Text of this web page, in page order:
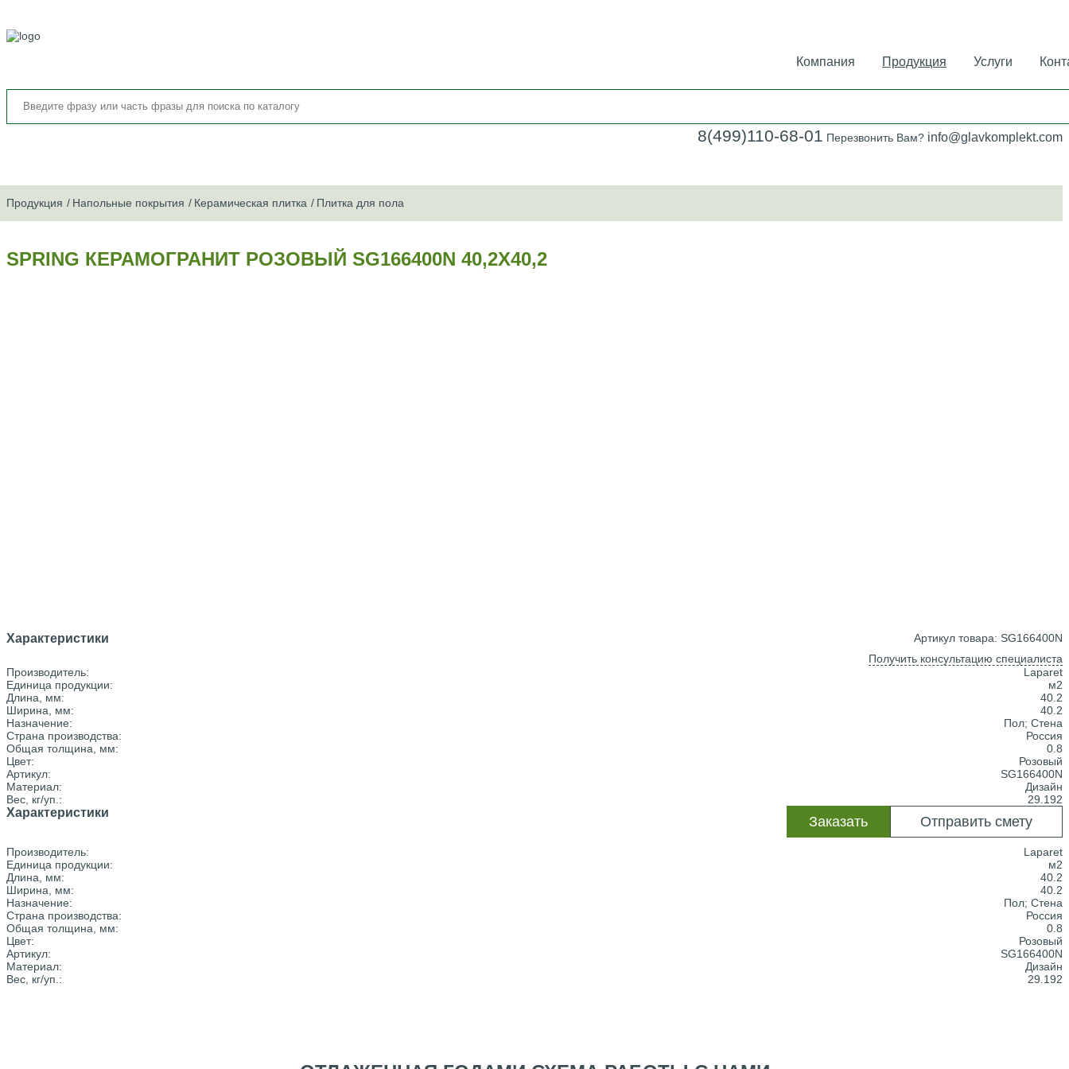
Компания Продукция Услуги
8(499)110-68-01 Перезвонить Вам? info@glavkomplekt.com
Продукция Напольные покрытия Керамическая плитка Плитка для пола
SPRING КЕРАМОГРАНИТ РОЗОВЫЙ SG166400N 40,2Х40,2
Характеристики
Производитель:
Laparet
Единица продукции:
м2
Длина, мм:
40.2
Ширина, мм:
40.2
Назначение:
Пол; Стена
Страна производства:
Россия
Общая толщина, мм:
0.8
Цвет:
Розовый
Артикул:
SG166400N
Материал:
Дизайн
Вес, кг/уп.:
29.192
Артикул товара: SG166400N
Отправить смету
Заказать
Получить консультацию специалиста
Характеристики
Производитель:
Laparet
Единица продукции:
м2
Длина, мм:
40.2
Ширина, мм:
40.2
Назначение:
Пол; Стена
Страна производства:
Россия
Общая толщина, мм:
0.8
Цвет:
Розовый
Артикул:
SG166400N
Материал:
Дизайн
Вес, кг/уп.:
29.192